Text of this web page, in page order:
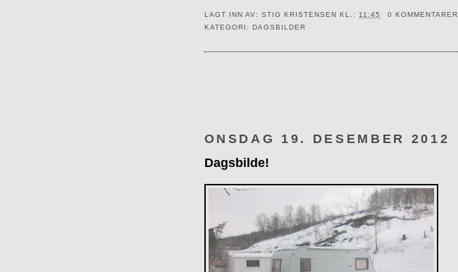
LAGT INN AV: STIG KRISTENSEN KL.: 11:45
0 KOMMENTARER
KATEGORI: DAGSBILDER
ONSDAG 19. DESEMBER 2012
Dagsbilde!